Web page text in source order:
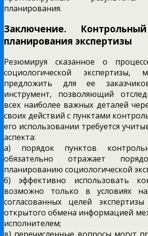
планирования.
Заключение.
планирования экспертизы
Резюмируя сказанное о
социологической
предложить для ее
инструмент, позволяющий
всех наиболее важных деталей
своих действий с пунктами
его использовании требуется
аспекта:
а) порядок пунктов
обязательно отражает
планированию социологической
б) эффективно использовать
возможно только в условиях
согласованных целей
открытого обмена информацией
исполнителем;